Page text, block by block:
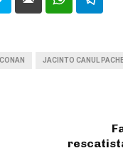
CONAN JACINTO CANUL